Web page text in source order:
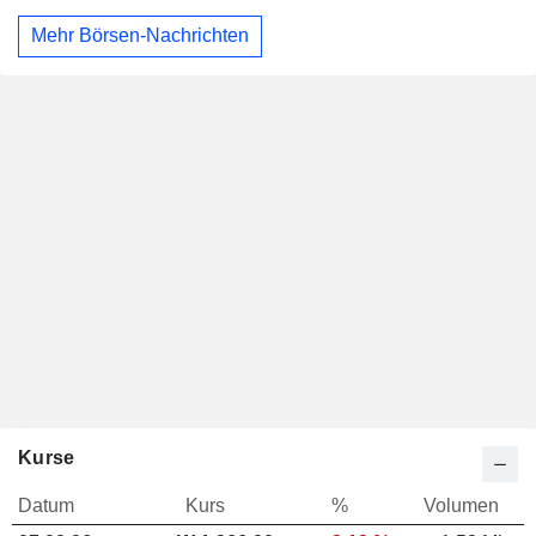
Mehr Börsen-Nachrichten
Kurse
Datum Kurs %
Volumen